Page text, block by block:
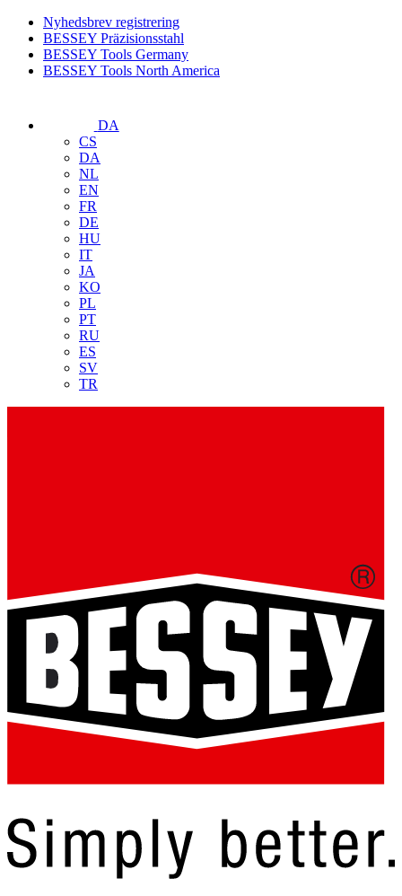
Nyhedsbrev registrering
BESSEY Präzisionsstahl
BESSEY Tools Germany
BESSEY Tools North America
DA
CS
DA
NL
EN
FR
DE
HU
IT
JA
KO
PL
PT
RU
ES
SV
TR